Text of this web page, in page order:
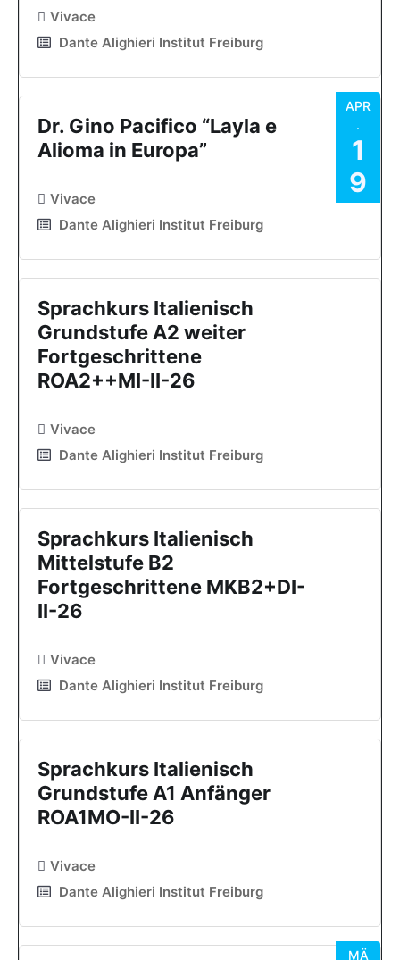
Vivace
Dante Alighieri Institut Freiburg
APR
.
1
9
Dr. Gino Pacifico “Layla e
Alioma in Europa”
Vivace
Dante Alighieri Institut Freiburg
Sprachkurs Italienisch
Grundstufe A2 weiter
Fortgeschrittene
ROA2++MI-II-26
Vivace
Dante Alighieri Institut Freiburg
Sprachkurs Italienisch
Mittelstufe B2
Fortgeschrittene MKB2+DI-
II-26
Vivace
Dante Alighieri Institut Freiburg
Sprachkurs Italienisch
Grundstufe A1 Anfänger
ROA1MO-II-26
Vivace
Dante Alighieri Institut Freiburg
MÄ